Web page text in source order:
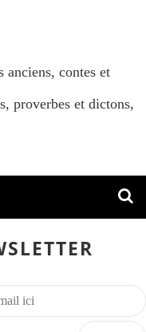
contes et
proverbes et dictons,